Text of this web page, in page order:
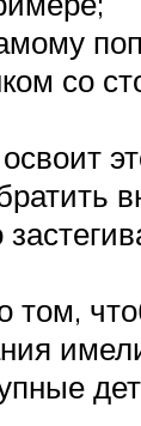
со
том,